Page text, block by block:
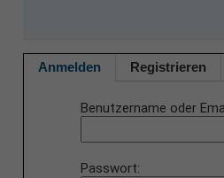
Anmelden Registrieren
Benutzername oder
Passwort